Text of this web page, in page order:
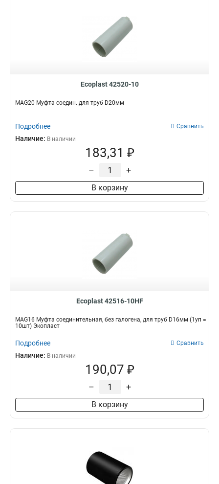
Ecoplast 42520-10
MAG20 Муфта соедин. для труб D20мм
Подробнее Сравнить
Наличие: В наличии
183,31 ₽
– +
В корзину
Ecoplast 42516-10HF
MAG16 Муфта соединительная, без галогена, для труб D16мм (1уп =
10шт) Экопласт
Подробнее Сравнить
Наличие: В наличии
190,07 ₽
– +
В корзину